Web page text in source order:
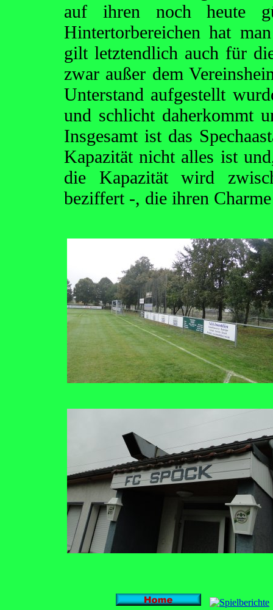
auf ihren noch heute
Hintertorbereichen hat
gilt letztendlich auch für
zwar außer dem
Unterstand aufgestellt
und schlicht daherkommt
Insgesamt ist das
Kapazität nicht alles ist
die Kapazität wird
beziffert -, die ihren